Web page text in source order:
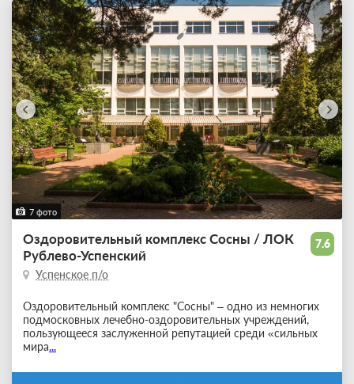
7 фото
7.6
Оздоровительный комплекс Сосны / ЛОК
Рублево-Успенский
Успенское п/о
Оздоровительный комплекс "Сосны" – одно из немногих
подмосковных лечебно-оздоровительных учреждений,
пользующееся заслуженной репутацией среди «сильных
мира...